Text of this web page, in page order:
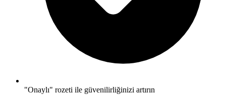
"Onaylı" rozeti ile güvenilirliğinizi artırın